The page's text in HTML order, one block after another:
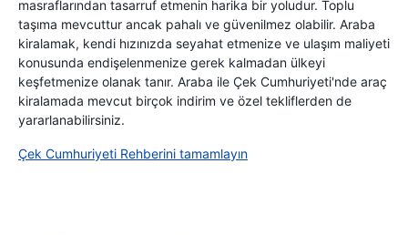
masraflarından tasarruf etmenin harika bir yoludur. Toplu
taşıma mevcuttur ancak pahalı ve güvenilmez olabilir. Araba
kiralamak, kendi hızınızda seyahat etmenize ve ulaşım maliyeti
konusunda endişelenmenize gerek kalmadan ülkeyi
keşfetmenize olanak tanır. Araba ile Çek Cumhuriyeti'nde araç
kiralamada mevcut birçok indirim ve özel tekliflerden de
yararlanabilirsiniz.
Çek Cumhuriyeti Rehberini tamamlayın